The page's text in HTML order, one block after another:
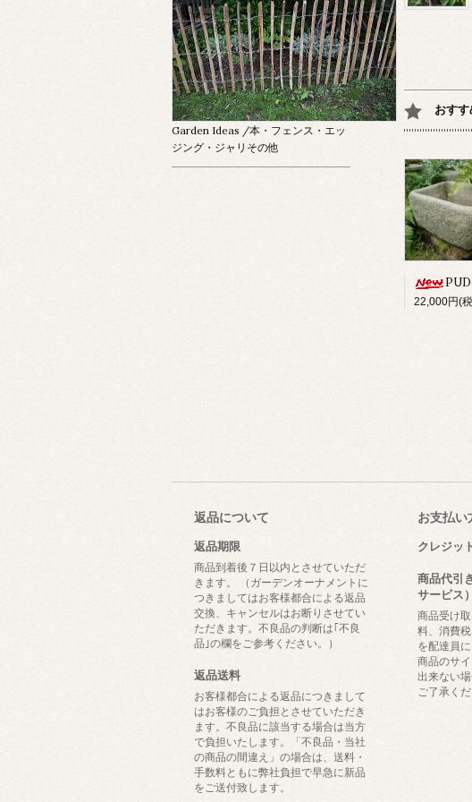
おす
PUD48 ALPINE
22,000円(
Garden Ideas /本・フェンス・エッ
ジング・ジャリその他
返品について
返品期限
商品到着後７日以内とさせていただ
きます。 （ガーデンオーナメントに
つきましてはお客様都合による返品
交換、キャンセルはお断りさせてい
ただきます。不良品の判断は｢不良
品｣の欄をご参考ください。）
返品送料
お客様都合による返品につきまして
はお客様のご負担とさせていただき
ます。不良品に該当する場合は当方
で負担いたします。「不良品・当社
の商品の間違え」の場合は、送料・
手数料ともに弊社負担で早急に新品
をご送付致します。
お支払い
クレジッ
商品代引
サービス）
商品受け
料、消費
を配達員
商品のサ
出来ない場
ご了承くだ